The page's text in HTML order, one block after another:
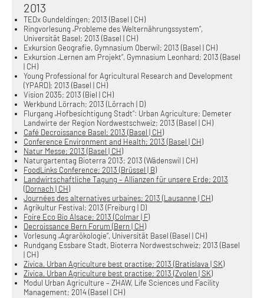
2013
TEDx Gundeldingen; 2013 (Basel | CH)
Ringvorlesung „Probleme des Welternährungssystem“,
Universität Basel; 2013 (Basel | CH)
Exkursion Geografie, Gymnasium Oberwil; 2013 (Basel | CH)
Exkursion „Lernen am Projekt“, Gymnasium Leonhard; 2013 (Basel
| CH)
Young Professional for Agricultural Research and Development
(YPARD); 2013 (Basel | CH)
Vision 2035; 2013 (Biel | CH)
Werkbund Lörrach; 2013 (Lörrach | D)
Flurgang „Hofbesichtigung Stadt“: Urban Agriculture; Demeter
Landwirte der Region Nordwestschweiz; 2013 (Basel | CH)
Café Decroissance Basel; 2013 (Basel | CH)
Conference Environment and Health; 2013 (Basel | CH)
Natur Messe; 2013 (Basel | CH)
Naturgartentag Bioterra 2013; 2013 (Wädenswil | CH)
FoodLinks Conference; 2013 (Brüssel | B)
Landwirtschaftliche Tagung – Allianzen für unsere Erde; 2013
(Dornach | CH)
Journées des alternatives urbaines; 2013 (Lausanne | CH)
Agrikultur Festival; 2013 (Freiburg | D)
Foire Eco Bio Alsace; 2013 (Colmar | F)
Decroissance Bern Forum (Bern | CH)
Vorlesung „Agrarökologie“, Universität Basel (Basel | CH)
Rundgang Essbare Stadt, Bioterra Nordwestschweiz; 2013 (Basel
| CH)
Zivica, Urban Agriculture best practise; 2013 (Bratislava | SK)
Zivica, Urban Agriculture best practise; 2013 (Zvolen | SK)
Modul Urban Agriculture – ZHAW, Life Sciences und Facility
Management; 2014 (Basel | CH)